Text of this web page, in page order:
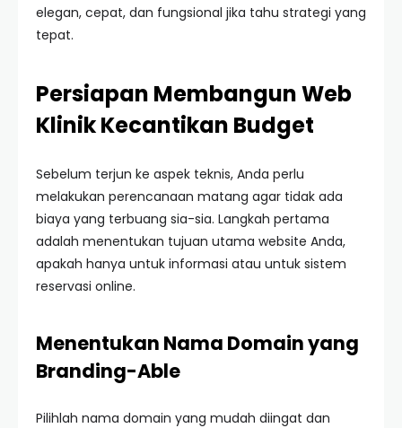
elegan, cepat, dan fungsional jika tahu strategi yang
tepat.
Persiapan Membangun Web
Klinik Kecantikan Budget
Sebelum terjun ke aspek teknis, Anda perlu
melakukan perencanaan matang agar tidak ada
biaya yang terbuang sia-sia. Langkah pertama
adalah menentukan tujuan utama website Anda,
apakah hanya untuk informasi atau untuk sistem
reservasi online.
Menentukan Nama Domain yang
Branding-Able
Pilihlah nama domain yang mudah diingat dan